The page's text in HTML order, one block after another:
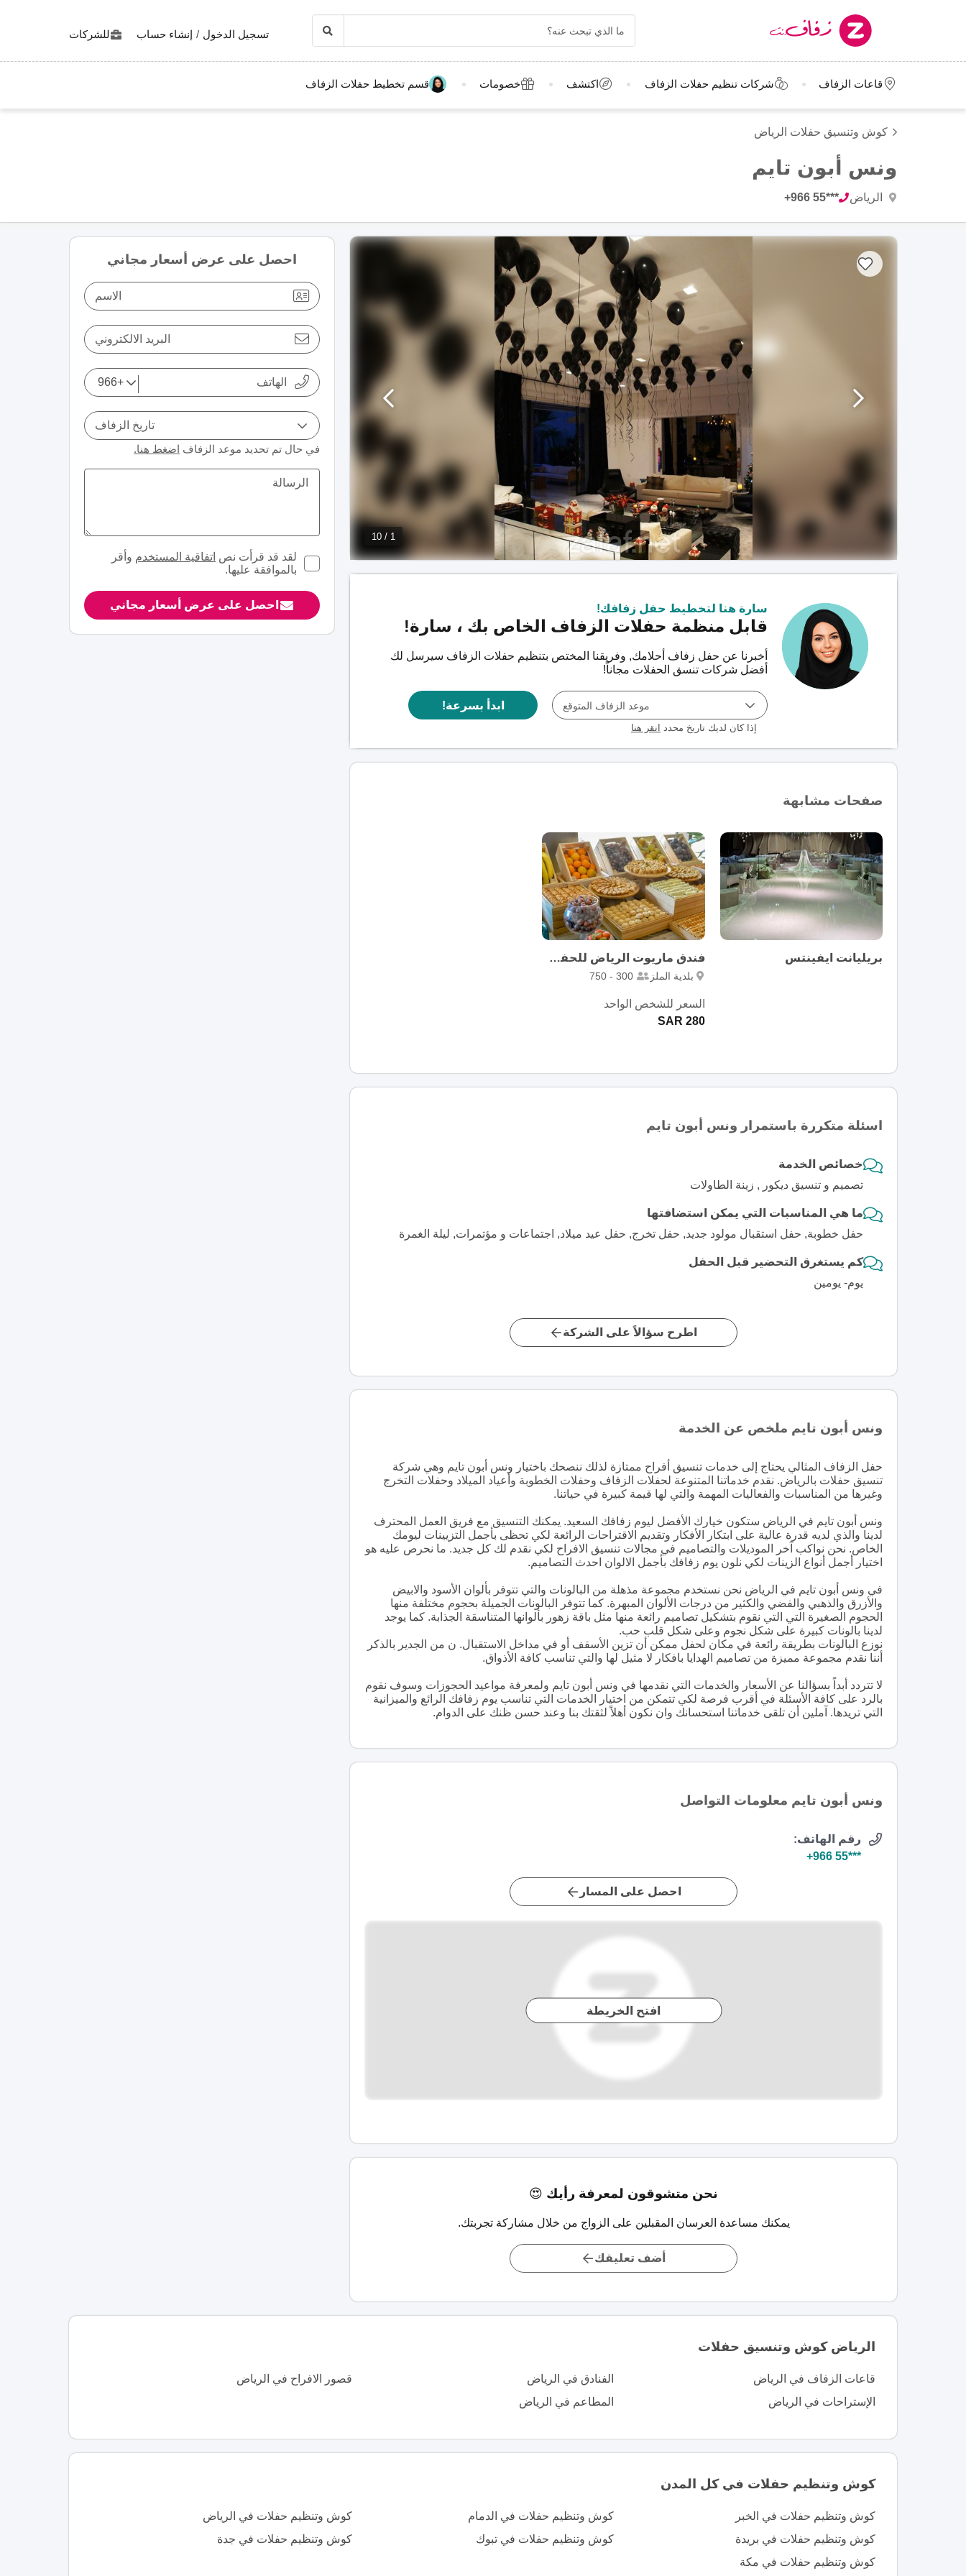
تسجيل الدخول / إنشاء حساب للشركات
قاعات الزفاف شركات تنظيم حفلات الزفاف اكتشف خصومات قسم تخطيط حفلات الزفاف
كوش وتنسيق حفلات الرياض
ونس أبون تايم
+966 55***
1 / 10
سارة هنا لتخطيط حفل زفافك!
قابل منظمة حفلات الزفاف الخاص بك ، سارة!
أخبرنا عن حفل زفاف أحلامك, وفريقنا المختص بتنظيم حفلات الزفاف سيرسل لك
أفضل شركات تنسق الحفلات مجاناً!
موعد الزفاف المتوقع
إذا كان لديك تاريخ محدد انقر هنا
ابدأ بسرعة!
صفحات مشابهة
بريليانت ايفينتس فندق ماريوت الرياض للحفلات الخارجية
بلدية الملز
السعر للشخص الواحد
280 SAR
اسئلة متكررة باستمرار ونس أبون تايم
خصائص الخدمة
تصميم و تنسيق ديكور , زينة الطاولات
ما هي المناسبات التي يمكن استضافتها
حفل خطوبة, حفل استقبال مولود جديد, حفل تخرج, حفل عيد ميلاد, اجتماعات و مؤتمرات, ليلة الغمرة
كم يستغرق التحضير قبل الحفل
يوم- يومين
اطرح سؤالاً على الشركة
ونس أبون تايم ملخص عن الخدمة
حفل الزفاف المثالي يحتاج إلى خدمات تنسيق أفراح ممتازة لذلك ننصحك باختيار ونس أبون تايم وهي شركة
تنسيق حفلات بالرياض. نقدم خدماتنا المتنوعة لحفلات الزفاف وحفلات الخطوبة وأعياد الميلاد وحفلات التخرج
وغيرها من المناسبات والفعاليات المهمة والتي لها قيمة كبيرة في حياتنا.
ونس أبون تايم في الرياض ستكون خيارك الأفضل ليوم زفافك السعيد. يمكنك التنسيق مع فريق العمل المحترف
لدينا والذي لديه قدرة عالية على ابتكار الأفكار وتقديم الاقتراحات الرائعة لكي تحظى بأجمل التزيينات ليومك
الخاص. نحن نواكب آخر الموديلات والتصاميم في مجالات تنسيق الافراح لكي نقدم لك كل جديد. ما نحرص عليه هو
اختيار أجمل أنواع الزينات لكي نلون يوم زفافك بأجمل الالوان احدث التصاميم.
في ونس أبون تايم في الرياض نحن نستخدم مجموعة مذهلة من البالونات والتي تتوفر بألوان الأسود والابيض
والأزرق والذهبي والفضي والكثير من درجات الألوان المبهرة. كما تتوفر البالونات الجميلة بحجوم مختلفة منها
الحجوم الصغيرة التي التي نقوم بتشكيل تصاميم رائعة منها مثل باقة زهور بألوانها المتناسقة الجذابة. كما يوجد
لدينا بالونات كبيرة على شكل نجوم وعلى شكل قلب حب.
نوزع البالونات بطريقة رائعة في مكان لحفل ممكن أن تزين الأسقف أو في مداخل الاستقبال. ن من الجدير بالذكر
أننا نقدم مجموعة مميزة من تصاميم الهدايا بافكار لا مثيل لها والتي تناسب كافة الأذواق.
لا تتردد أبداً بسؤالنا عن الأسعار والخدمات التي نقدمها في ونس أبون تايم ولمعرفة مواعيد الحجوزات وسوف نقوم
بالرد على كافة الأسئلة في أقرب فرصة لكي تتمكن من اختيار الخدمات التي تناسب يوم زفافك الرائع والميزانية
التي تريدها. آملين أن تلقى خدماتنا استحسانك وان نكون أهلاً لثقتك بنا وعند حسن ظنك على الدوام.
ونس أبون تايم معلومات التواصل
رقم الهاتف:
+966 55***
احصل على المسار
افتح الخريطة
نحن متشوقون لمعرفة رأيك 😍
يمكنك مساعدة العرسان المقبلين على الزواج من خلال مشاركة تجربتك.
أضف تعليقك
احصل على عرض أسعار مجاني
الاسم
البريد الالكتروني
تاريخ الزفاف
في حال تم تحديد موعد الزفاف اضغط هنا.
لقد قد قرأت نص اتفاقية المستخدم وأقر
بالموافقة عليها.
احصل على عرض أسعار مجاني
الرياض كوش وتنسيق حفلات
قاعات الزفاف في الرياض الفنادق في الرياض
قصور الافراح في الرياض
الإستراحات في الرياض
المطاعم في الرياض
كوش وتنظيم حفلات في كل المدن
كوش وتنظيم حفلات في الخبر كوش وتنظيم حفلات في الدمام
كوش وتنظيم حفلات في الرياض
كوش وتنظيم حفلات في بريدة
كوش وتنظيم حفلات في تبوك
كوش وتنظيم حفلات في جدة
كوش وتنظيم حفلات في مكة